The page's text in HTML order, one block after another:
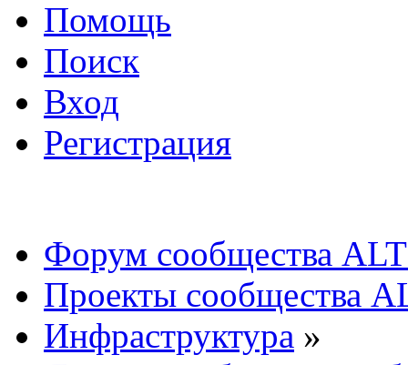
Помощь
Поиск
Вход
Регистрация
Форум сообщества
Проекты сообщества
Инфраструктура »